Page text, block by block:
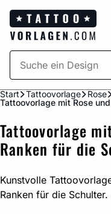
Zum
Inhalt
springen
Start Tattoovorlage
Rose
Tattoovorlage mit Rose
Tattoovorlage
Ranken für die
Kunstvolle
Ranken für die Schulter.